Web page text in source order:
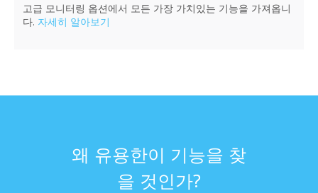
고급 모니터링 옵션에서 모든 가장 가치있는 기능을 가져옵니
다. 자세히 알아보기
왜 유용한이 기능을 찾
을 것인가?